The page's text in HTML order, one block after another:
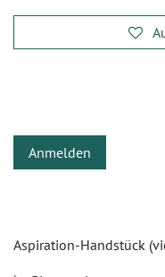
Anmelden
Aspiration-Handstück